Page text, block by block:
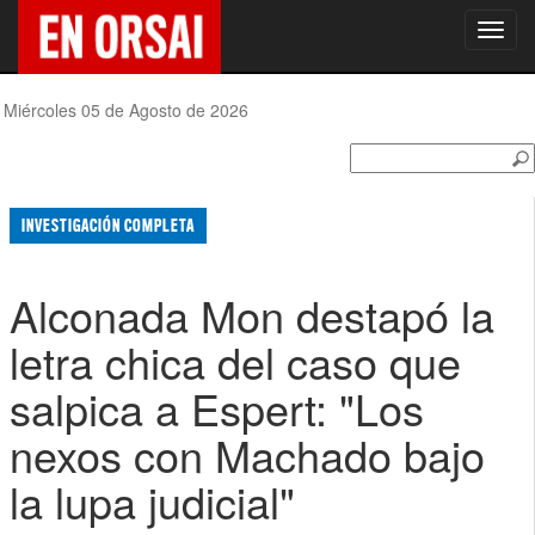
Miércoles 05 de Agosto de 2026
INVESTIGACIÓN COMPLETA
Alconada Mon destapó la
letra chica del caso que
salpica a Espert: "Los
nexos con Machado bajo
la lupa judicial"